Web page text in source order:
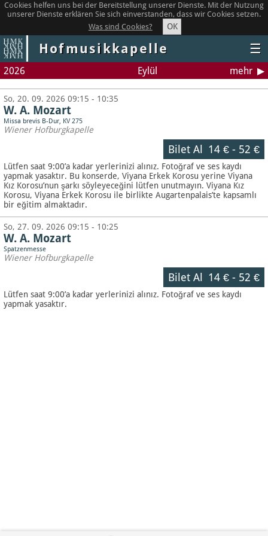
Cookies helfen uns bei der Bereitstellung unserer Dienste. Mit der Nutzung
unserer Dienste erklären Sie sich einverstanden, dass wir Cookies setzen.
Was sind Cookies?
OK
Hofmusikkapelle ☰
2026 Eylül mehr
So, 20. 09. 2026 09:15 - 10:35
W. A. Mozart
Missa brevis B-Dur, KV 275
Wiener Hofburgkapelle
Bilet Al 14 €- 52 €
Lütfen saat 9:00’a kadar yerlerinizi alınız. Fotoğraf ve ses kaydı
yapmak yasaktır. Bu konserde, Viyana Erkek Korosu yerine Viyana
Kız Korosu’nun şarkı söyleyeceğini lütfen unutmayın. Viyana Kız
Korosu, Viyana Erkek Korosu ile birlikte Augartenpalais’te kapsamlı
bir eğitim almaktadır.
So, 27. 09. 2026 09:15 - 10:25
W. A. Mozart
Spatzenmesse
Wiener Hofburgkapelle
Bilet Al 14 €- 52 €
Lütfen saat 9:00’a kadar yerlerinizi alınız. Fotoğraf ve ses kaydı
yapmak yasaktır.